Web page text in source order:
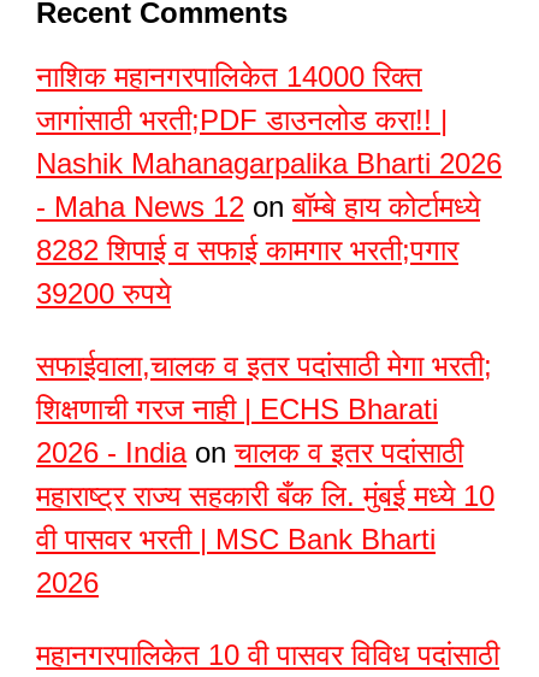
Recent Comments
नाशिक महानगरपालिकेत 14000 रिक्त
जागांसाठी भरती;PDF डाउनलोड करा!! |
Nashik Mahanagarpalika Bharti 2026
- Maha News 12 onबॉम्बे हाय कोर्टामध्ये
8282 शिपाई व सफाई कामगार भरती;पगार
39200 रुपये
सफाईवाला,चालक व इतर पदांसाठी मेगा भरती;
शिक्षणाची गरज नाही | ECHS Bharati
2026 - Indiaonचालक व इतर पदांसाठी
महाराष्ट्र राज्य सहकारी बँक लि. मुंबई मध्ये 10
वी पासवर भरती | MSC Bank Bharti
2026
महानगरपालिकेत 10 वी पासवर विविध पदांसाठी